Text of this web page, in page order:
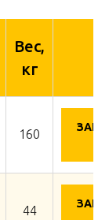
Вес,
кг
160
44